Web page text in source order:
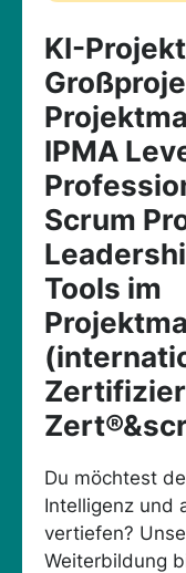
KI-
IPMA
Scrum
Tools im
Du möchtest
Intelligenz und
vertiefen?
Weiterbildung